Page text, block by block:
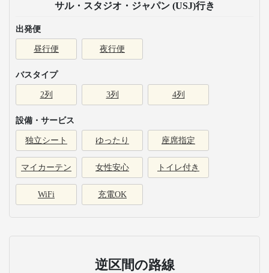
サル・スタジオ・ジャパン (USJ)行き
出発便
昼行便 夜行便
バスタイプ
2列 3列 4列
設備・サービス
独立シート ゆったり 座席指定
マイカーテン 女性安心 トイレ付き
WiFi 充電OK
逆区間の路線